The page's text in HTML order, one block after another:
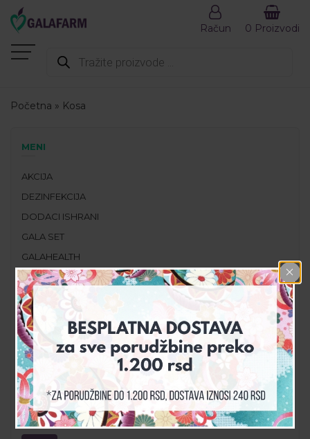
search
Račun 0 Proizvodi
Početna » Kosa
MENI
AKCIJA
DEZINFEKCIJA
DODACI ISHRANI
GALA SET
GALAHEALTH
KOZMETIKA
PREPORUČENI PROIZVODI
PROPOLIS PROIZVODI
SVI PROIZVODI
ZAŠTITA OD SUNCA & INSEKATA
CENA